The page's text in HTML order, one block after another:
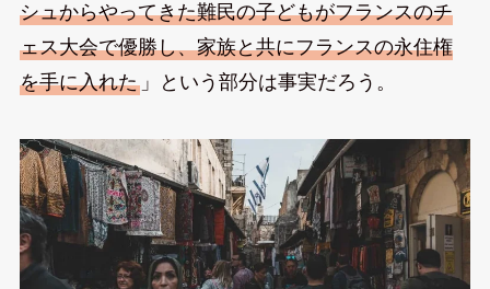
シュからやってきた難民の子どもがフランスのチ
ェス大会で優勝し、家族と共にフランスの永住権
を手に入れた」という部分は事実だろう。